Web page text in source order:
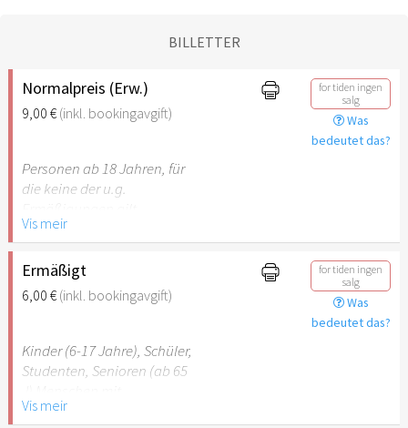
BILLETTER
Normalpreis (Erw.)
9,00 €(inkl. bookingavgift)
for tiden ingen
salg
Was
bedeutet das?
Personen ab 18 Jahren, für
die keine der u.g.
Vis meir
Ermäßigt
6,00 €(inkl. bookingavgift)
for tiden ingen
salg
Was
bedeutet das?
Kinder (6-17 Jahre), Schüler,
Studenten, Senioren (ab 65
Behinderung (ab 50%),
Vis meir